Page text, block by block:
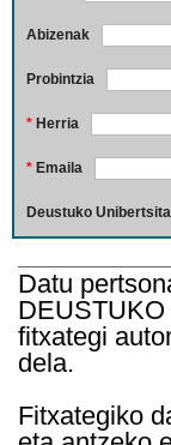
Abizenak
Probintzia
* Herria
* Emaila
Deustuko
Datu
fitxategi
dela.
Fitxategiko